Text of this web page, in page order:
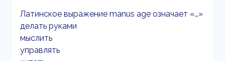
Латинское выражение mаnus аgе означает «…»
делать руками
мыслить
управлять